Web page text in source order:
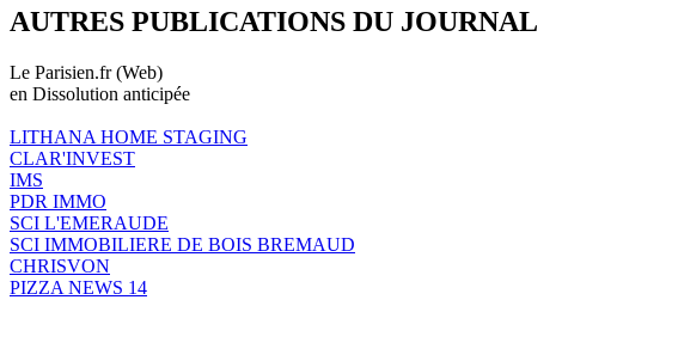
AUTRES PUBLICATIONS DU JOURNAL
Le Parisien.fr (Web)
en Dissolution anticipée
LITHANA HOME STAGING
CLAR'INVEST
IMS
PDR IMMO
SCI L'EMERAUDE
SCI IMMOBILIERE DE BOIS BREMAUD
CHRISVON
PIZZA NEWS 14